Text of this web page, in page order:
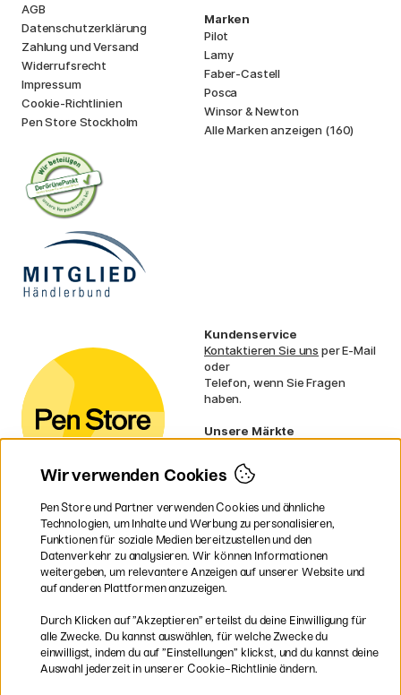
AGB
Datenschutzerklärung
Zahlung und Versand
Widerrufsrecht
Impressum
Cookie-Richtlinien
Pen Store Stockholm
Marken
Pilot
Lamy
Faber-Castell
Posca
Winsor & Newton
Alle Marken anzeigen (160)
Kundenservice
Kontaktieren Sie uns per E-Mail
oder
Telefon, wenn Sie Fragen
haben.
Unsere Märkte
Norwegen
Dänemark
Frankreich
Irland
Niederlande
UK
EU
gelten für sperrige Produkte.
Sichere Bezahlung mit Visa, Mastercard und Paypal
Wir verwenden Cookies
Pen Store und Partner verwenden Cookies und ähnliche
Technologien, um Inhalte und Werbung zu personalisieren,
Funktionen für soziale Medien bereitzustellen und den
Datenverkehr zu analysieren. Wir können Informationen
weitergeben, um relevantere Anzeigen auf unserer Website und
auf anderen Plattformen anzuzeigen.
Durch Klicken auf ”Akzeptieren” erteilst du deine Einwilligung für
alle Zwecke. Du kannst auswählen, für welche Zwecke du
einwilligst, indem du auf ”Einstellungen” klickst, und du kannst deine
Auswahl jederzeit in unserer Cookie-Richtlinie ändern.